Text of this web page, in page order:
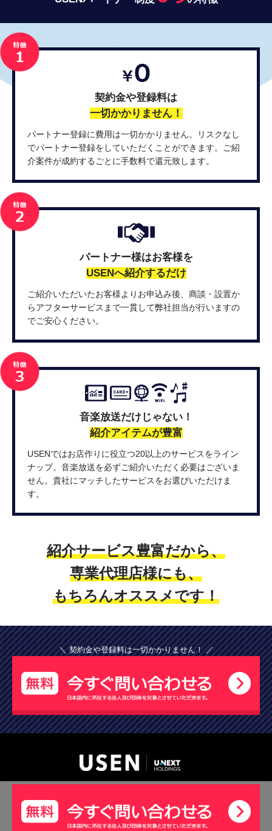
契約金や登録料は
一切かかりません！
パートナー登録に費用は一切かかりません。リスクなし
でパートナー登録をしていただくことができます。ご紹
介案件が成約するごとに手数料で還元致します。
パートナー様はお客様を
USENへ紹介するだけ
ご紹介いただいたお客様よりお申込み後、商談・設置か
らアフターサービスまで一貫して弊社担当が行いますの
でご安心ください。
音楽放送だけじゃない！
紹介アイテムが豊富
USENではお店作りに役立つ20以上のサービスをライン
ナップ。音楽放送を必ずご紹介いただく必要はございま
せん。貴社にマッチしたサービスをお選びいただけま
す。
紹介サービス豊富だから、
専業代理店様にも、
もちろんオススメです！
＼ 契約金や登録料は一切かかりません！ ／
個人情報の取扱いについて
会社概要 お役立ちコラム
Copyright (c) USEN CORPORATION All Rights Reserved.